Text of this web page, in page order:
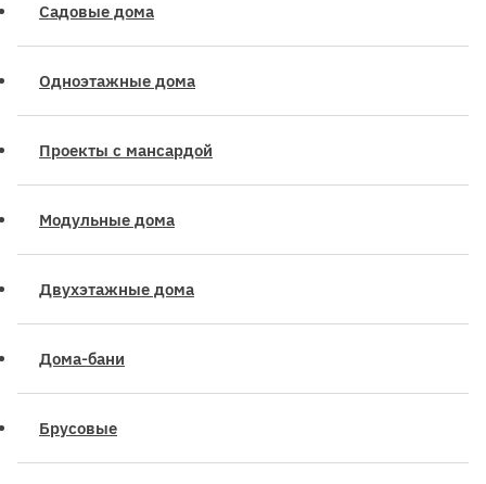
Садовые дома
Одноэтажные дома
Проекты с мансардой
Модульные дома
Двухэтажные дома
Дома-бани
Брусовые